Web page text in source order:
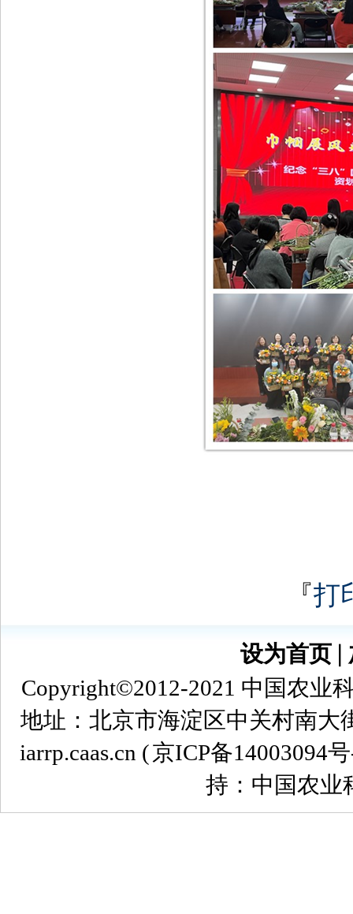
『打
设为首页
Copyright©2012-2021 中国农业
地址：北京市海淀区中关村南大
iarrp.caas.cn (京ICP备14003094
持：中国农